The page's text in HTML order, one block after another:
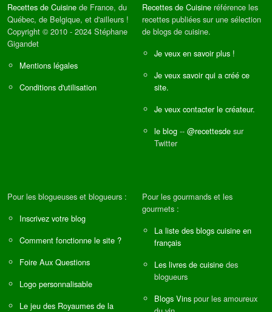
Recettes de Cuisine de France, du
Québec, de Belgique, et d'ailleurs !
Copyright © 2010 - 2024 Stéphane
Gigandet
Mentions légales
Conditions d'utilisation
Recettes de Cuisine référence les
recettes publiées sur une sélection
de blogs de cuisine.
Je veux en savoir plus !
Je veux savoir qui a créé ce
site.
Je veux contacter le créateur.
le blog -- @recettesde sur
Twitter
Pour les blogueuses et blogueurs :
Inscrivez votre blog
Comment fonctionne le site ?
Foire Aux Questions
Logo personnalisable
Le jeu des Royaumes de la
Pour les gourmands et les
gourmets :
La liste des blogs cuisine en
français
Les livres de cuisine des
blogueurs
Blogs Vins pour les amoureux